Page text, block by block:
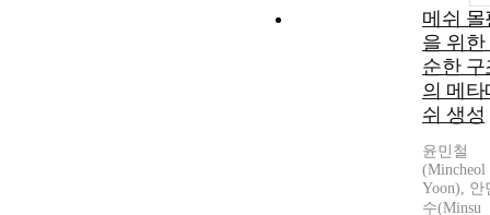
메쉬 몰
을 위한
순한 구
의 메타
쉬 생성
윤민철
(Mincheol
Yoon), 안
수(Minsu